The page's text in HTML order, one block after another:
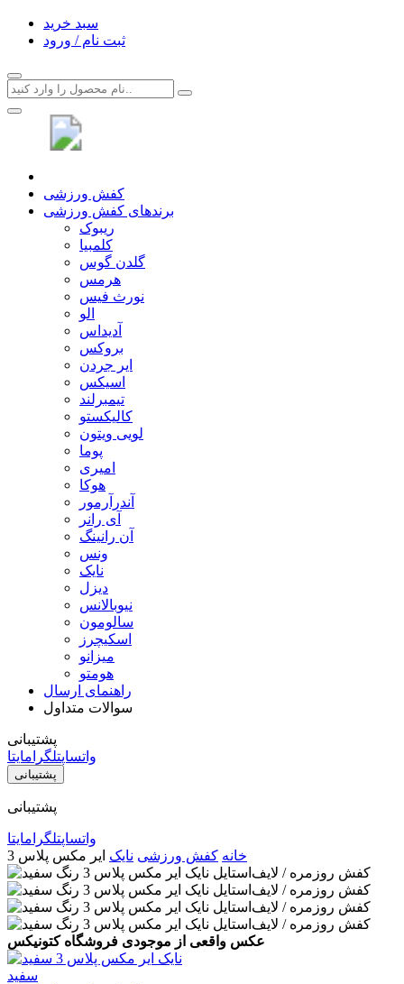
سبد خرید
ثبت نام / ورود
کفش ورزشی
برندهای کفش ورزشی
ریبوک
کلمبیا
گلدن گوس
هرمس
نورث فیس
الو
آدیداس
بروکس
ایر جردن
اسیکس
تیمبرلند
کالیکستو
لویی ویتون
پوما
امیری
هوکا
آندرآرمور
آی رانر
آن رانینگ
ونس
نایک
دیزل
نیوبالانس
سالومون
اسکیچرز
میزانو
هومتو
راهنمای ارسال
سوالات متداول
پشتیبانی
واتساپتلگرامایتا
پشتیبانی
پشتیبانی
واتساپتلگرامایتا
خانه کفش ورزشی نایک ایر مکس پلاس 3
عکس واقعی از موجودی فروشگاه کتونیکس
سفید